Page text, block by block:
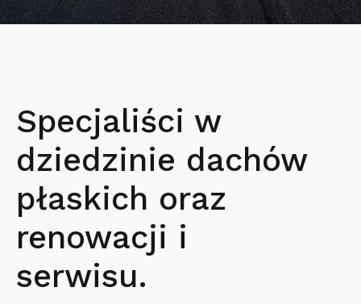
Specjaliści w
dziedzinie dachów
płaskich oraz
renowacji i
serwisu.